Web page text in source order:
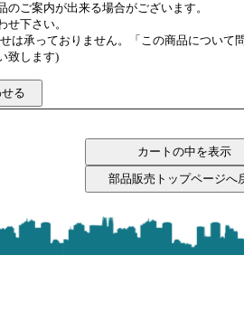
ご案内が出来る場合がございます。
下さい。
は承っておりません。「この商品について
致します)